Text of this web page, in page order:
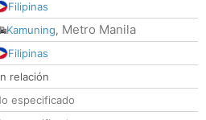
Filipinas
Kamuning, Metro Manila
Filipinas
relación
especificado